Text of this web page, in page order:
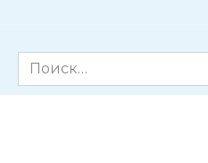
Search
for: